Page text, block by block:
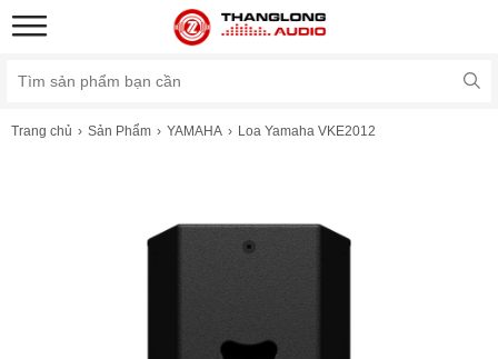
Trang chủ Sản Phẩm YAMAHA Loa Yamaha VKE2012